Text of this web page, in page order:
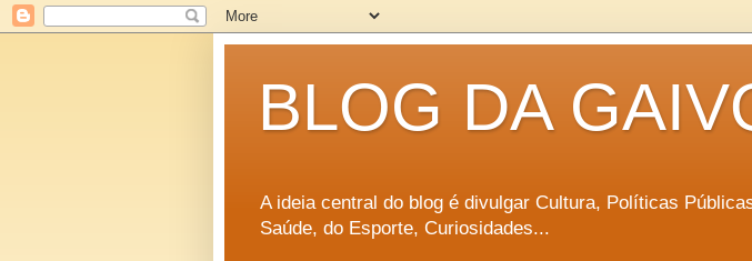
BLOG DA
A ideia central do blog é divulgar Cultura, Políticas
Saúde, do Esporte, Curiosidades...